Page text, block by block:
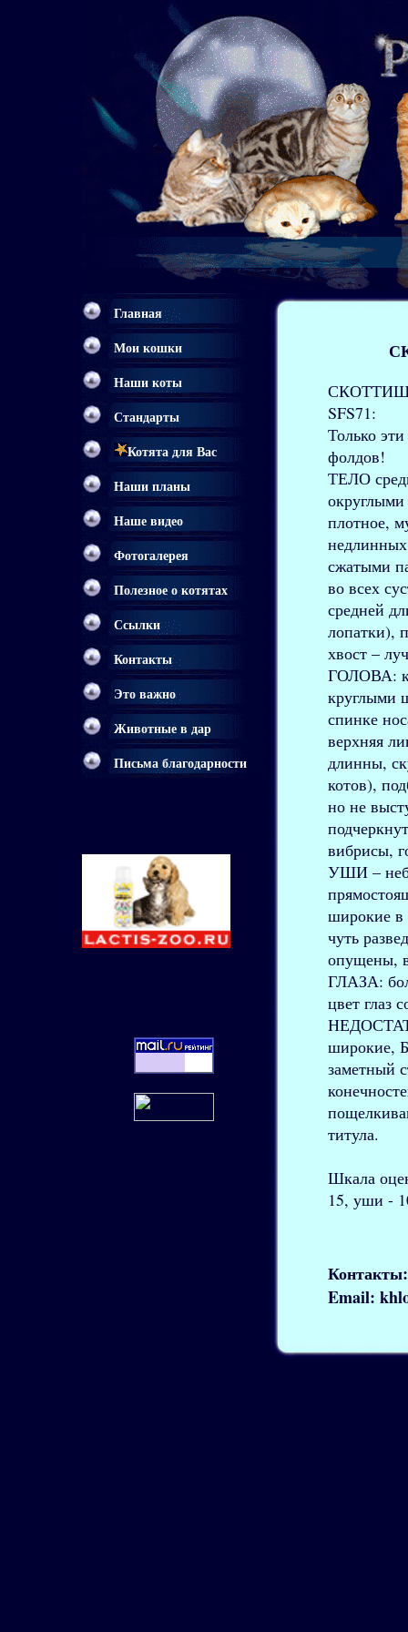
Главная
Мои кошки
Наши коты
Стандарты
Котята для Вас
Наши планы
Наше видео
Фотогалерея
Полезное о котятах
Ссылки
Контакты
Это важно
Животные в дар
Письма благодарности
SFS71:
Только
фолдов!
ТЕЛО
плотное,
сжатыми
во всех
средней
лопатки),
хвост –
ГОЛОВА:
круглыми
спинке
верхняя
длинны,
котов),
но не
вибрисы,
УШИ –
широкие в
чуть
опущены,
ГЛАЗА:
цвет глаз
широкие,
заметный
титула.
Шкала
15, уши -
Email: